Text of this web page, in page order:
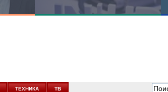
новых условиях
ТЕХНИКА ТВ